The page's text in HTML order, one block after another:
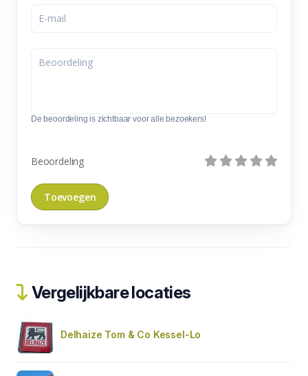
De beoordeling is zichtbaar voor alle bezoekers!
Beoordeling
Vergelijkbare locaties
Delhaize Tom & Co Kessel-Lo